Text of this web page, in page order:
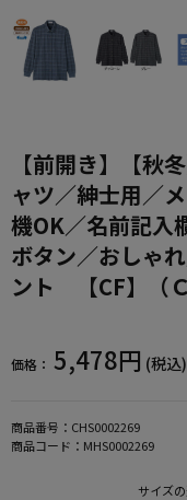
【前開き】【秋
ャツ／紳士用／
機OK／名前記入
ボタン／おしゃ
ント 【CF】（Ｃ
価格： 5,478円 (税込)
商品番号： CHS0002269
商品コード： MHS0002269
サイズ